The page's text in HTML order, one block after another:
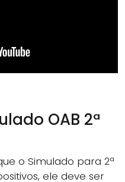
OAB 2ª
o Simulado para 2ª
ele deve ser